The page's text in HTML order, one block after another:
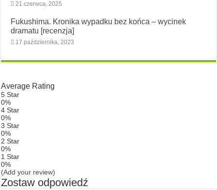
21 czerwca, 2025
Fukushima. Kronika wypadku bez końca – wycinek
dramatu [recenzja]
17 października, 2023
Average Rating
5 Star
0%
4 Star
0%
3 Star
0%
2 Star
0%
1 Star
0%
(Add your review)
Zostaw odpowiedź